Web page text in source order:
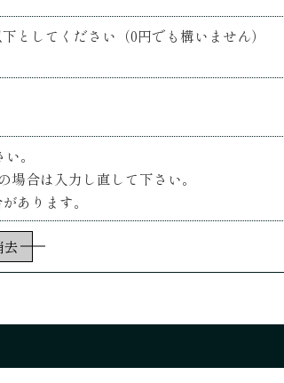
としてください（0円でも構いません）
。
合は入力し直して下さい。
あります。